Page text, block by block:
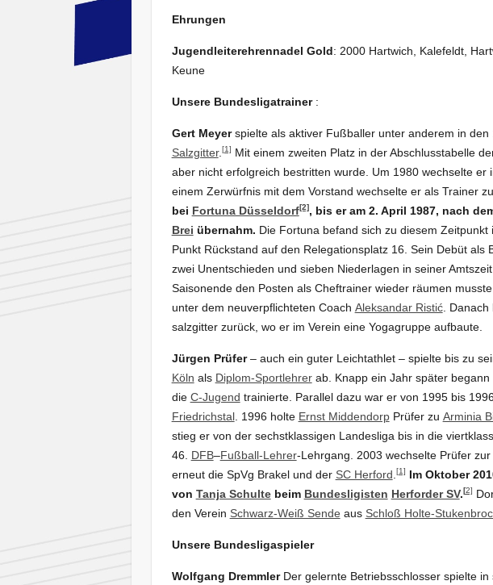
Ehrungen
Jugendleiterehrennadel Gold: 2000 Hartwich, Kalefeldt,
Keune
Unsere Bundesligatrainer:
Gert Meyerspielte als aktiver Fußballer unter anderem in
Salzgitter. [1] Mit einem zweiten Platz in der Abschlusstabelle
aber nicht erfolgreich bestritten wurde. Um 1980 wechselte
einem Zerwürfnis mit dem Vorstand wechselte er als Trainer
bei Fortuna Düsseldorf[2], bis er am 2. April 1987, nach
Brei übernahm. Die Fortuna befand sich zu diesem Zeitpunkt
Punkt Rückstand auf den Relegationsplatz 16. Sein Debüt als
zwei Unentschieden und sieben Niederlagen in seiner
Saisonende den Posten als Cheftrainer wieder räumen
unter dem neuverpflichteten Coach Aleksandar Ristić. Danach
salzgitter zurück, wo er im Verein eine Yogagruppe aufbaute.
Jürgen Prüfer– auch ein guter Leichtathlet – spielte bis zu
Köln als Diplom-Sportlehrerab. Knapp ein Jahr später
die C-Jugend trainierte. Parallel dazu war er von 1995 bis
Friedrichstal. 1996 holte Ernst MiddendorpPrüfer zu Arminia
stieg er von der sechstklassigen Landesliga bis in die
46. DFB–Fußball-Lehrer-Lehrgang. 2003 wechselte Prüfer zur
erneut die SpVg Brakel und der SC Herford [1] Im Oktober
von Tanja Schultebeim Bundesligisten Herforder SV.[2]
den Verein Schwarz-Weiß Sende aus Schloß Holte-
Unsere Bundesligaspieler
Wolfgang Dremmler Der gelernte Betriebsschlosser spielte